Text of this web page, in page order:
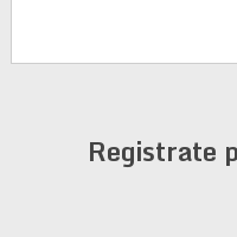
Registrate